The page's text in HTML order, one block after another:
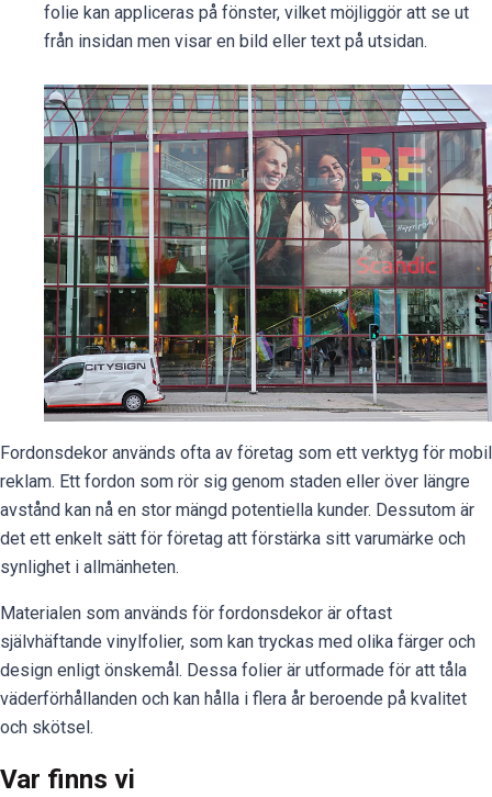
folie kan appliceras på fönster, vilket möjliggör att se ut
från insidan men visar en bild eller text på utsidan.
Fordonsdekor används ofta av företag som ett verktyg för mobil
reklam. Ett fordon som rör sig genom staden eller över längre
avstånd kan nå en stor mängd potentiella kunder. Dessutom är
det ett enkelt sätt för företag att förstärka sitt varumärke och
synlighet i allmänheten.
Materialen som används för fordonsdekor är oftast
självhäftande vinylfolier, som kan tryckas med olika färger och
design enligt önskemål. Dessa folier är utformade för att tåla
väderförhållanden och kan hålla i flera år beroende på kvalitet
och skötsel.
Var finns vi